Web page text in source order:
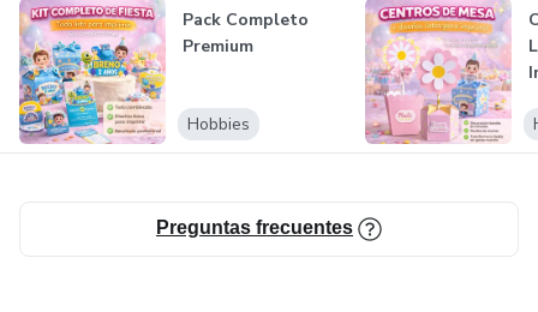
Pack Completo
Premium
Hobbies
Preguntas frecuentes